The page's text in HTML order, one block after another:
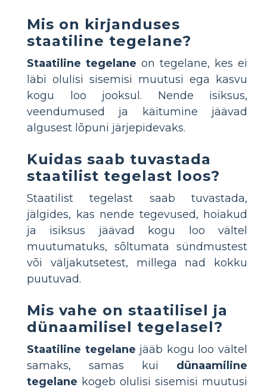
Mis on kirjanduses
staatiline tegelane?
Staatiline tegelane on tegelane, kes ei
läbi olulisi sisemisi muutusi ega kasvu
kogu loo jooksul. Nende isiksus,
veendumused ja käitumine jäävad
algusest lõpuni järjepidevaks.
Kuidas saab tuvastada
staatilist tegelast loos?
Staatilist tegelast saab tuvastada,
jälgides, kas nende tegevused, hoiakud
ja isiksus jäävad kogu loo vältel
muutumatuks, sõltumata sündmustest
või väljakutsetest, millega nad kokku
puutuvad.
Mis vahe on staatilisel ja
dünaamilisel tegelasel?
Staatiline tegelane jääb kogu loo vältel
samaks, samas kui dünaamiline
tegelane kogeb olulisi sisemisi muutusi